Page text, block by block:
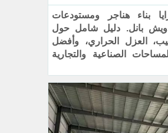
بناء هناجر ومستودعات
بانل. دليل شامل حول
العزل الحراري، وأفضل
الصناعية والتجارية